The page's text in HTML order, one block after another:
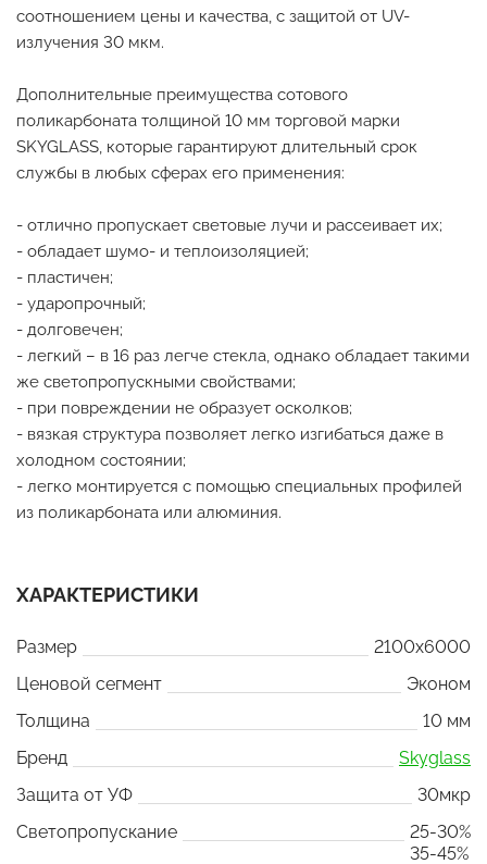
соотношением цены и качества, с защитой от UV-
излучения 30 мкм.
Дополнительные преимущества сотового
поликарбоната толщиной 10 мм торговой марки
SKYGLASS, которые гарантируют длительный срок
службы в любых сферах его применения:
- отлично пропускает световые лучи и рассеивает их;
- обладает шумо- и теплоизоляцией;
- пластичен;
- ударопрочный;
- долговечен;
- легкий – в 16 раз легче стекла, однако обладает такими
же светопропускными свойствами;
- при повреждении не образует осколков;
- вязкая структура позволяет легко изгибаться даже в
холодном состоянии;
- легко монтируется с помощью специальных профилей
из поликарбоната или алюминия.
ХАРАКТЕРИСТИКИ
Размер
2100x6000
Ценовой сегмент
Эконом
Толщина
10 мм
Бренд
Skyglass
Защита от УФ
30мкр
Светопропускание
25-30%
35-45%